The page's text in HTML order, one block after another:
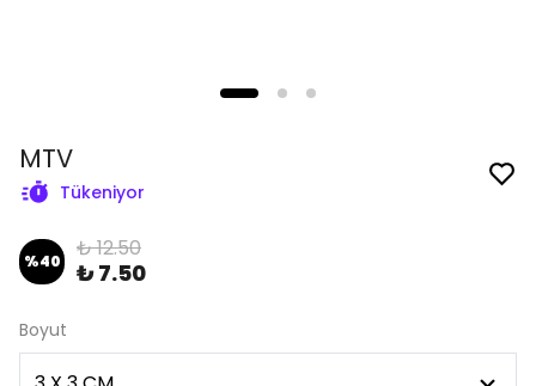
MTV
Tükeniyor
%40 ₺ 12.50
₺ 7.50
Boyut